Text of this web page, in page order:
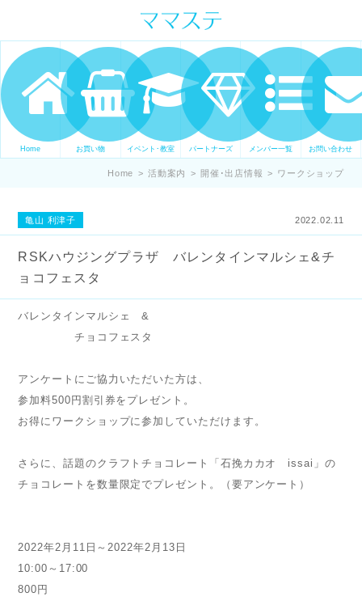
ママの才能発信します。 手づくり
表現ステージ ママステ スキル・セ
ンスを表現したいママが集まって
ます。
Home お買い物 イベント･教室 パートナーズ メンバー一覧 お問い合わせ
Home > 活動案内 > 開催･出店情報 > ワークショップ
亀山 利津子 2022.02.11
RSKハウジングプラザ バレンタインマルシェ&チ
ョコフェスタ
バレンタインマルシェ &
チョコフェスタ
アンケートにご協力いただいた方は、
参加料500円割引券をプレゼント。
お得にワークショップに参加していただけます。
さらに、話題のクラフトチョコレート「石挽カカオ issai」の
チョコレートを数量限定でプレゼント。（要アンケート）
2022年2月11日～2022年2月13日
10:00～17:00
800円